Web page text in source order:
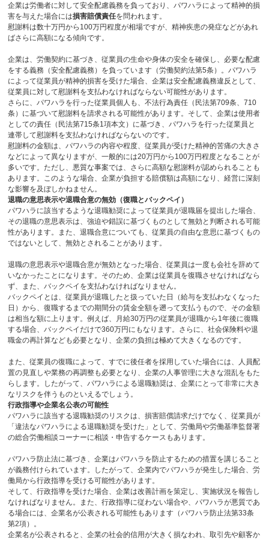
企業は労働者に対して安全配慮義務を負っており、パワハラによって精神的損
害を与えた場合には損害賠償責任を問われます。
慰謝料は数十万円から 100万円程度が相場ですが、精神疾患の発症などがあれ
ばさらに高額になる傾向です。
企業は、労働契約に基づき、従業員の生命や身体の安全を確保し、必要な配慮
をする義務（安全配慮義務）を負っています（労働契約法第5条）。パワハラ
によって従業員が精神的損害を受けた場合、企業は安全配慮義務違反として、
従業員に対して慰謝料を支払わなければならない可能性があります。
さらに、パワハラを行った従業員個人も、不法行為責任（民法第709条、710
条）に基づいて慰謝料を請求される可能性があります。そして、企業は使用者
としての責任（民法第715条1項本文）に基づき、パワハラを行った従業員と
連帯して慰謝料を支払わなければならないのです。
慰謝料の金額は、パワハラの内容や程度、従業員が受けた精神的苦痛の大きさ
などによって異なりますが、一般的には20万円から 100万円程度となることが
多いです。ただし、悪質な事案では、さらに高額な慰謝料が認められることも
あります。このような場合、企業が負担する賠償額は高額になり、経営に深刻
な影響を及ぼしかねません。
退職の意思表示や退職合意の無効（復職とバックペイ）
パワハラに該当するような退職勧奨によって従業員が退職届を提出した場合、
その退職の意思表示は、強迫や錯誤に基づくものとして無効と判断される可能
性があります。また、退職合意についても、従業員の自由な意思に基づくもの
ではないとして、無効とされることがあります。
退職の意思表示や退職合意が無効となった場合、従業員は一度も会社を辞めて
いなかったことになります。そのため、企業は従業員を復職させなければなら
ず、また、バックペイを支払わなければなりません。
バックペイとは、従業員が退職したと扱っていた日（給与を支払わなくなった
日）から、復職するまでの期間分の賃金全額を遡って支払うもので、その金額
は相当な額に上ります。例えば、月給30万円の従業員が退職から 1年後に復職
する場合、バックペイだけで360万円にもなります。さらに、社会保険料や退
職金の再計算なども必要となり、企業の負担は極めて大きくなるのです。
また、従業員の復職によって、すでに後任者を採用していた場合には、人員配
置の見直しや業務の再調整も必要となり、企業の人事管理に大きな混乱をもた
らします。したがって、パワハラによる退職勧奨は、企業にとって非常に大き
なリスクを伴うものといえるでしょう。
行政指導や企業名公表の可能性
パワハラに該当する退職勧奨のリスクは、損害賠償請求だけでなく、従業員が
「違法なパワハラによる退職勧奨を受けた」として、労働局や労働基準監督署
の総合労働相談コーナーに相談・申告するケースもあります。
パワハラ防止法に基づき、企業はパワハラを防止するための措置を講じること
が義務付けられています。したがって、企業内でパワハラが発生した場合、労
働局から行政指導を受ける可能性があります。
そして、行政指導を受けた場合、企業は改善計画を策定し、実施状況を報告し
なければなりません。また、行政指導に従わない場合や、パワハラが悪質であ
る場合には、企業名が公表される可能性もあります（パワハラ防止法第33条
第2項）。
企業名が公表されると、企業の社会的信用が大きく損なわれ、取引先や顧客か